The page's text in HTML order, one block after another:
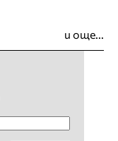
и още...